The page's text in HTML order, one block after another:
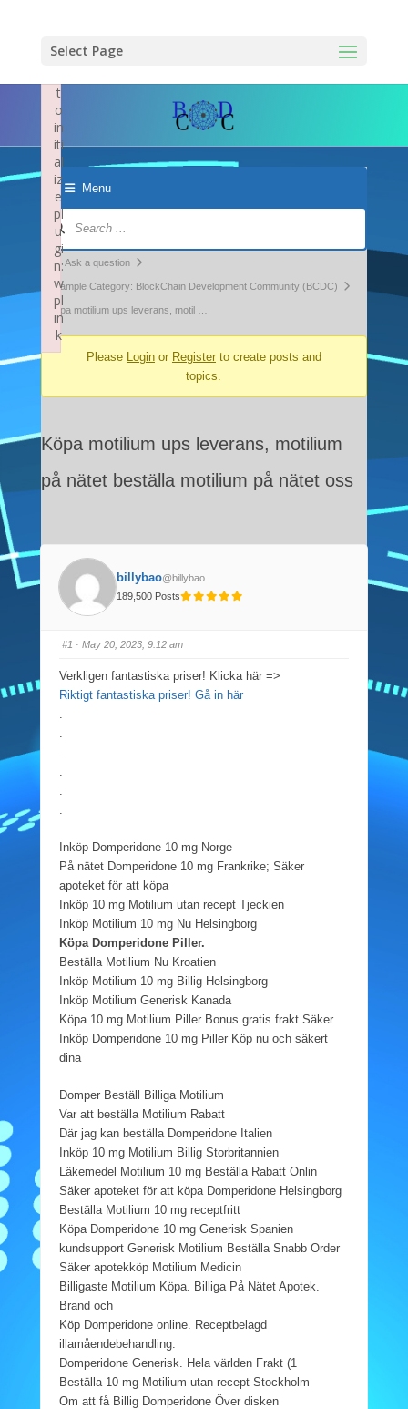
Select Page
Menu
Forum
Navigation
Forum
breadcrumbs
You
are
Ask a question
Example Category: BlockChain Development Community (BCDC)
Köpa motilium ups leverans, motil …
Please Loginor Registerto create posts and
topics.
Köpa motilium ups leverans, motilium
på nätet beställa motilium på nätet oss
billybao@billybao
189,500 Posts
#1 · May 20, 2023, 9:12 am
Verkligen fantastiska priser! Klicka här =>
Riktigt fantastiska priser! Gå in här
Inköp Domperidone 10 mg Norge
På nätet Domperidone 10 mg Frankrike; Säker
apoteket för att köpa
Inköp 10 mg Motilium utan recept Tjeckien
Inköp Motilium 10 mg Nu Helsingborg
Köpa Domperidone Piller.
Beställa Motilium Nu Kroatien
Inköp Motilium 10 mg Billig Helsingborg
Inköp Motilium Generisk Kanada
Köpa 10 mg Motilium Piller Bonus gratis frakt Säker
Inköp Domperidone 10 mg Piller Köp nu och säkert
dina
Domper Beställ Billiga Motilium
Var att beställa Motilium Rabatt
Där jag kan beställa Domperidone Italien
Inköp 10 mg Motilium Billig Storbritannien
Läkemedel Motilium 10 mg Beställa Rabatt Onlin
Säker apoteket för att köpa Domperidone Helsingborg
Beställa Motilium 10 mg receptfritt
Köpa Domperidone 10 mg Generisk Spanien
kundsupport Generisk Motilium Beställa Snabb Order
Säker apotekköp Motilium Medicin
Billigaste Motilium Köpa. Billiga På Nätet Apotek.
Brand och
Köp Domperidone online. Receptbelagd
illamåendebehandling.
Domperidone Generisk. Hela världen Frakt (1
Beställa 10 mg Motilium utan recept Stockholm
Om att få Billig Domperidone Över disken
le
t
o
in
iti
al
iz
e
pl
u
gi
n:
w
pl
in
k
Failed to initialize plugin: wplink